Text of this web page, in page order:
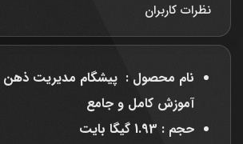
نظرات کاربران
آموزش کامل و جامع
حجم : 1.93 گیگا بایت